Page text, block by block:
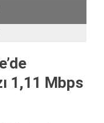
1,11 Mbps